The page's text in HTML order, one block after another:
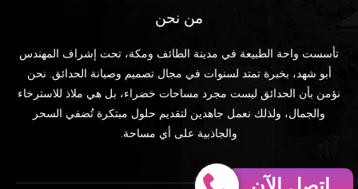
من نحن
تأسست واحة الطبيعة في مدينة الطائف ومكة، تحت إشراف المهندس
أبو شهد، بخبرة تمتد لسنوات في مجال تصميم وصيانة الحدائق. نحن
نؤمن بأن الحدائق ليست مجرد مساحات خضراء، بل هي ملاذ للاسترخاء
والجمال، ولذلك نعمل جاهدين لتقديم حلول مبتكرة تُضفي السحر
والجاذبية على أي مساحة.